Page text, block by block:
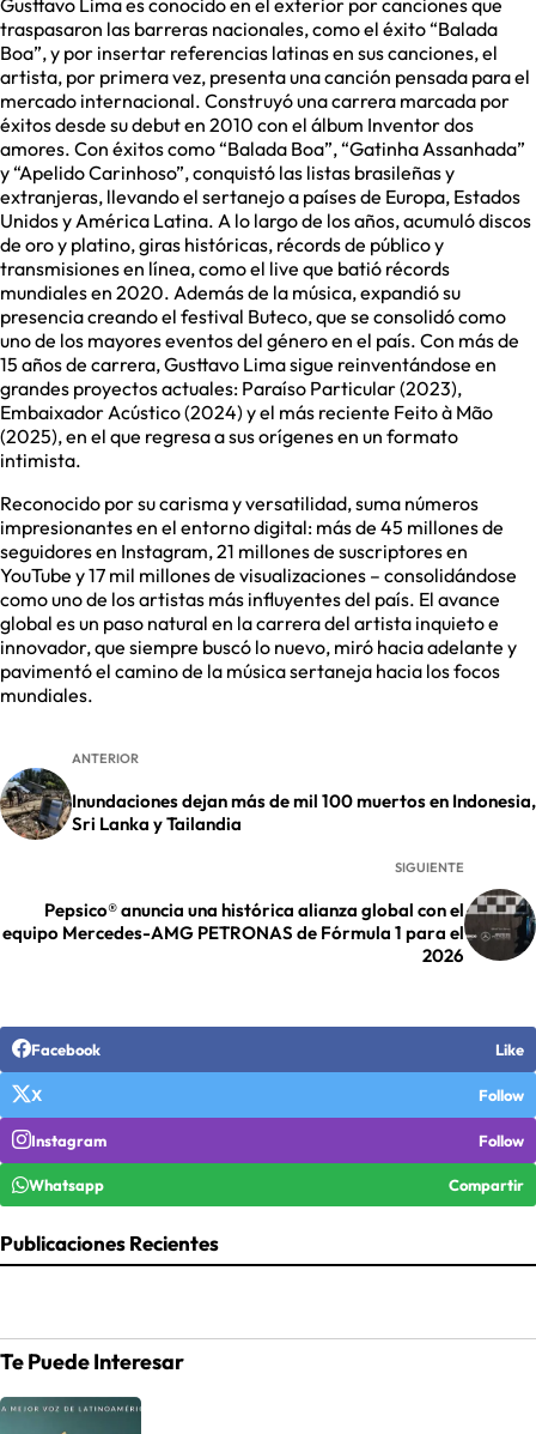
Gusttavo Lima es conocido en el exterior por canciones que
traspasaron las barreras nacionales, como el éxito “Balada
Boa”, y por insertar referencias latinas en sus canciones, el
artista, por primera vez, presenta una canción pensada para el
mercado internacional. Construyó una carrera marcada por
éxitos desde su debut en 2010 con el álbum Inventor dos
amores. Con éxitos como “Balada Boa”, “Gatinha Assanhada”
y “Apelido Carinhoso”, conquistó las listas brasileñas y
extranjeras, llevando el sertanejo a países de Europa, Estados
Unidos y América Latina. A lo largo de los años, acumuló discos
de oro y platino, giras históricas, récords de público y
transmisiones en línea, como el live que batió récords
mundiales en 2020. Además de la música, expandió su
presencia creando el festival Buteco, que se consolidó como
uno de los mayores eventos del género en el país. Con más de
15 años de carrera, Gusttavo Lima sigue reinventándose en
grandes proyectos actuales: Paraíso Particular (2023),
Embaixador Acústico (2024) y el más reciente Feito à Mão
(2025), en el que regresa a sus orígenes en un formato
intimista.
Reconocido por su carisma y versatilidad, suma números
impresionantes en el entorno digital: más de 45 millones de
seguidores en Instagram, 21 millones de suscriptores en
YouTube y 17 mil millones de visualizaciones – consolidándose
como uno de los artistas más influyentes del país. El avance
global es un paso natural en la carrera del artista inquieto e
innovador, que siempre buscó lo nuevo, miró hacia adelante y
pavimentó el camino de la música sertaneja hacia los focos
mundiales.
ANTERIOR
Inundaciones dejan más de mil 100 muertos en Indonesia,
Sri Lanka y Tailandia
SIGUIENTE
Pepsico® anuncia una histórica alianza global con el
equipo Mercedes-AMG PETRONAS de Fórmula 1 para el
2026
Facebook Like
X Follow
Instagram Follow
Whatsapp Compartir
Publicaciones Recientes
Te Puede Interesar